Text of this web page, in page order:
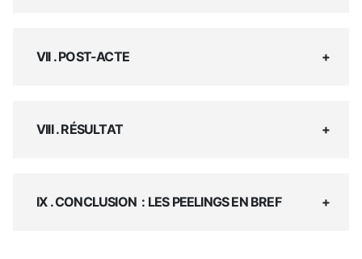
VII . POST-ACTE
VIII . RÉSULTAT
IX . CONCLUSION : LES PEELINGS EN BREF